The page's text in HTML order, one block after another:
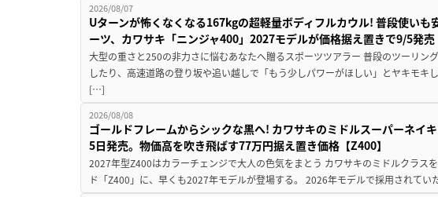
2026/08/07
Uターンが怖くなくなる167kgの超軽量ボディフルカウル! 普段使いも
ーツ、カワサキ「ニンジャ400」2027モデルが価格据え置きで9/5発売
大型の重さと250の非力さに悩むあなたへ贈るスポーツツアラー 普段のツーリン
したり、高速道路の登り坂や追い越しで「もう少しパワーがほしい」とヤキモキ
[…]
2026/08/08
ゴールドフレームからシックな黒へ! カワサキのミドルスーパーネイ
5日発売。物価高を吹き飛ばす77万円据え置き価格【Z400】
2027年型Z400はカラーチェンジで大人の色気をまとう カワサキのミドルクラス
ド「Z400」に、早くも2027年モデルが登場する。 2026年モデルで採用されて